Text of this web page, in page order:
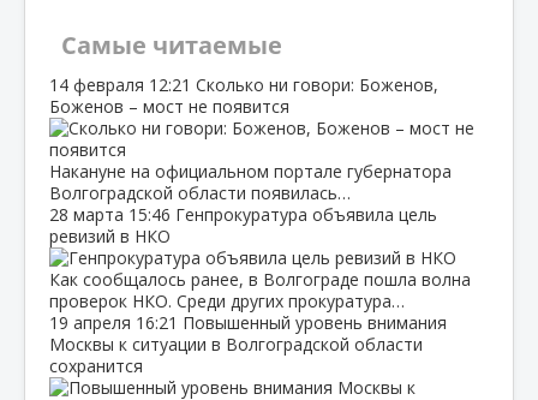
Самые читаемые
14 февраля 12:21 Сколько ни говори: Боженов,
Боженов – мост не появится
Накануне на официальном портале губернатора
Волгоградской области появилась…
28 марта 15:46 Генпрокуратура объявила цель
ревизий в НКО
Как сообщалось ранее, в Волгограде пошла волна
проверок НКО. Среди других прокуратура…
19 апреля 16:21 Повышенный уровень внимания
Москвы к ситуации в Волгоградской области
сохранится